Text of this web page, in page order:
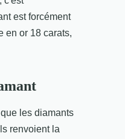
est forcément
en or 18 carats,
les diamants
renvoient la